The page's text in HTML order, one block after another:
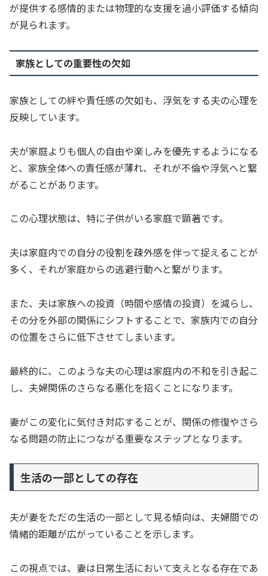
が提供する感情的または物理的な支援を過小評価する傾向
が見られます。
家族としての重要性の欠如
家族としての絆や責任感の欠如も、浮気をする夫の心理を
反映しています。
夫が家庭よりも個人の自由や楽しみを優先するようになる
と、家族全体への責任感が薄れ、それが不倫や浮気へと繋
がることがあります。
この心理状態は、特に子供がいる家庭で顕著です。
夫は家庭内での自分の役割を疎外感を伴って捉えることが
多く、それが家庭からの逃避行動へと繋がります。
また、夫は家族への投資（時間や感情の投資）を減らし、
その分を外部の関係にシフトすることで、家族内での自分
の位置をさらに低下させてしまいます。
最終的に、このような夫の心理は家庭内の不和を引き起こ
し、夫婦関係のさらなる悪化を招くことになります。
妻がこの変化に気付き対応することが、関係の修復やさら
なる問題の防止につながる重要なステップとなります。
生活の一部としての存在
夫が妻をただの生活の一部として見る傾向は、夫婦間での
情緒的距離が広がっていることを示します。
この視点では、妻は日常生活において支えとなる存在であ